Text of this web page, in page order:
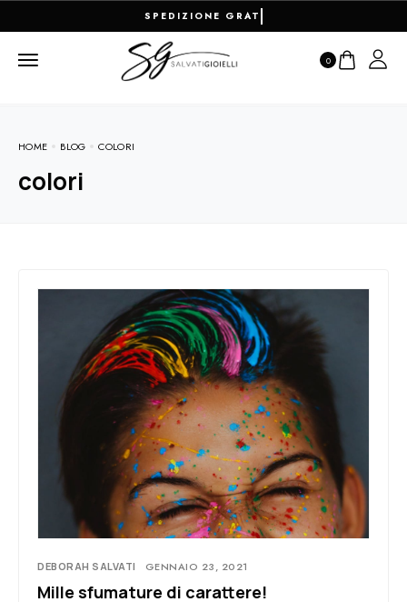
SPEDIZIONE GRATUITA PER
0
HOME BLOG COLORI
colori
DEBORAH SALVATI GENNAIO 23, 2021
Mille sfumature di carattere!